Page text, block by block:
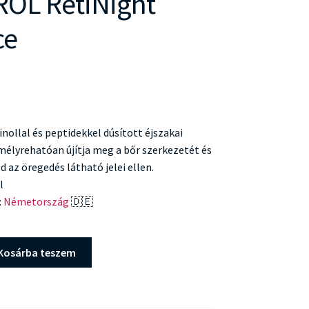
és peptidekkel dúsított éjszakai
újítja meg a bőr szerkezetét és
az öregedés látható jelei ellen.
Németország 🇩🇪
teszem